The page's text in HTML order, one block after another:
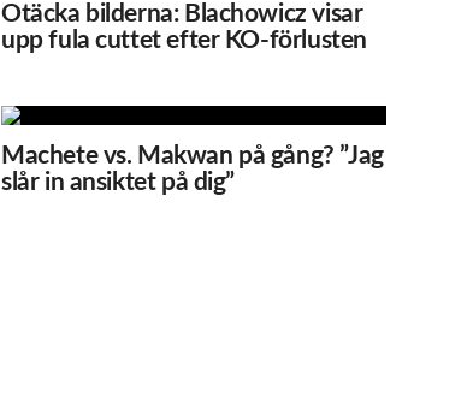
Otäcka bilderna: Blachowicz visar
upp fula cuttet efter KO-förlusten
Machete vs. Makwan på gång? ”Jag
slår in ansiktet på dig”